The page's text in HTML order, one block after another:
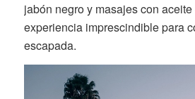
jabón negro y masajes con
experiencia imprescindible para
escapada.